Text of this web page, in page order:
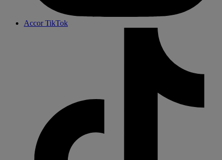
Accor TikTok